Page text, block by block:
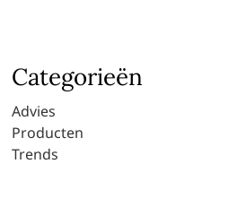
Categorieën
Advies
Producten
Trends